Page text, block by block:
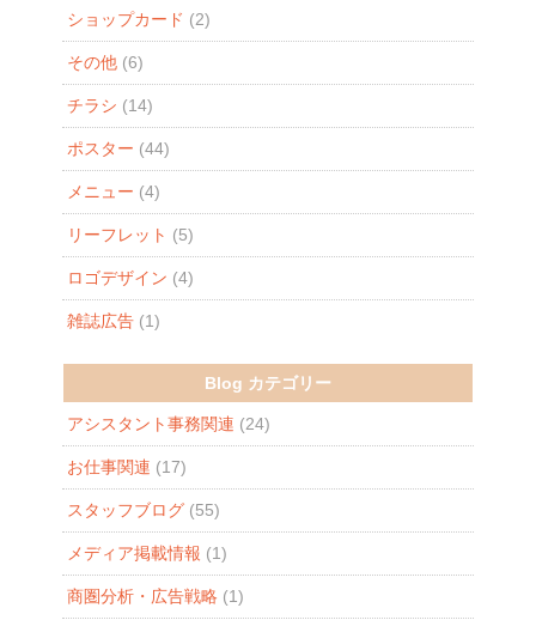
ショップカード (2)
その他(6)
チラシ (14)
ポスター (44)
メニュー (4)
リーフレット (5)
ロゴデザイン (4)
雑誌広告(1)
Blog カテゴリー
アシスタント事務関連 (24)
お仕事関連 (17)
スタッフブログ(55)
メディア掲載情報 (1)
商圏分析・広告戦略 (1)